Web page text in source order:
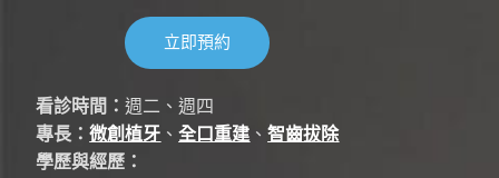
立即預約
看診時間：週二、週四
專長：微創植牙 、全口重建 、智齒拔除
學歷與經歷：